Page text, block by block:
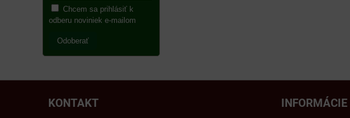
Chcem sa prihlásiť k
odberu noviniek e-mailom
Odoberať
KONTAKT INFORMÁCIE